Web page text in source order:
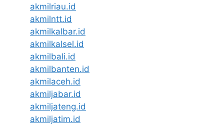
akmilriau.id
akmilntt.id
akmilkalbar.id
akmilkalsel.id
akmilbali.id
akmilbanten.id
akmilaceh.id
akmiljabar.id
akmiljateng.id
akmiljatim.id